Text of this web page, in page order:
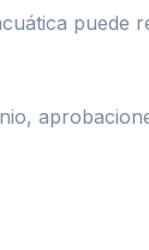
puede